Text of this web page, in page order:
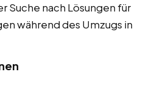
Suche nach Lösungen für
während des Umzugs in